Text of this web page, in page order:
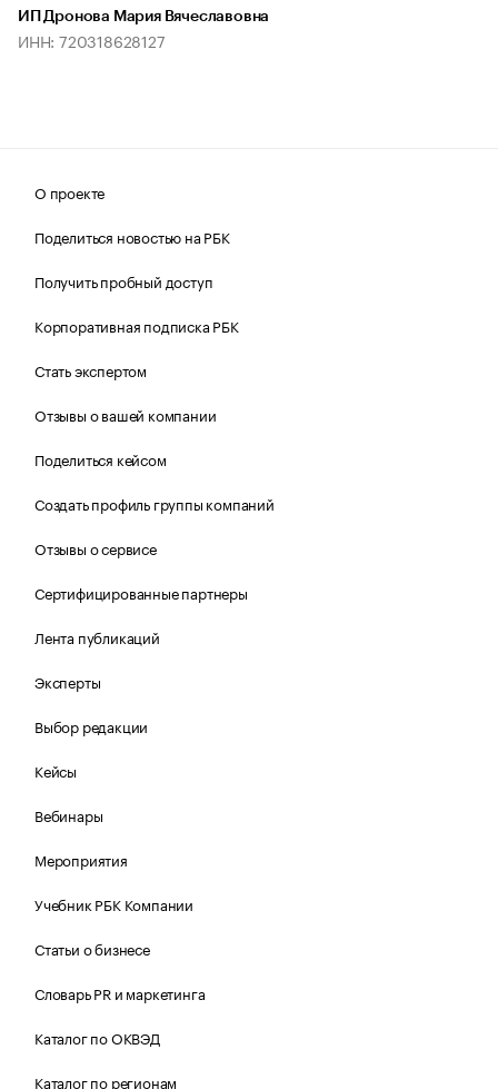
ИП Дронова Мария Вячеславовна
ИНН: 720318628127
О проекте
Поделиться новостью на РБК
Получить пробный доступ
Корпоративная подписка РБК
Стать экспертом
Отзывы о вашей компании
Поделиться кейсом
Создать профиль группы компаний
Отзывы о сервисе
Сертифицированные партнеры
Лента публикаций
Эксперты
Выбор редакции
Кейсы
Вебинары
Мероприятия
Учебник РБК Компании
Статьи о бизнесе
Словарь PR и маркетинга
Каталог по ОКВЭД
Каталог по регионам